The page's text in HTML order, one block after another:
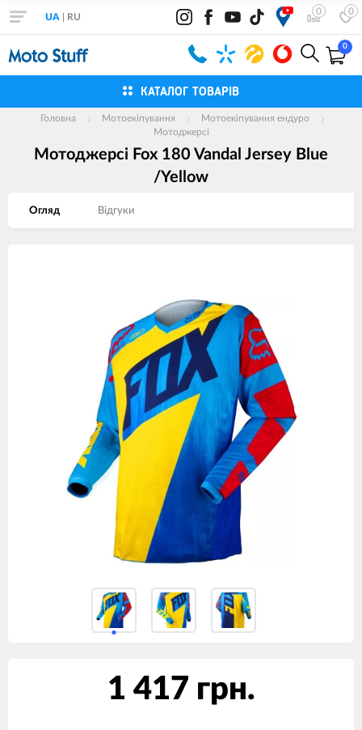
0 0
UA RU
0
КАТАЛОГ ТОВАРІВ
Головна Мотоекіпування
Мотоекіпування ендуро
Мотоджерсі
Мотоджерсі Fox 180 Vandal Jersey Blue
/Yellow
Огляд Вiдгуки
1 417 грн.